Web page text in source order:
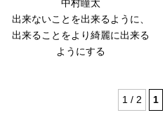
中村瞳太
出来ないことを出来るように、
出来ることをより綺麗に出来る
ようにする
1 / 2 1